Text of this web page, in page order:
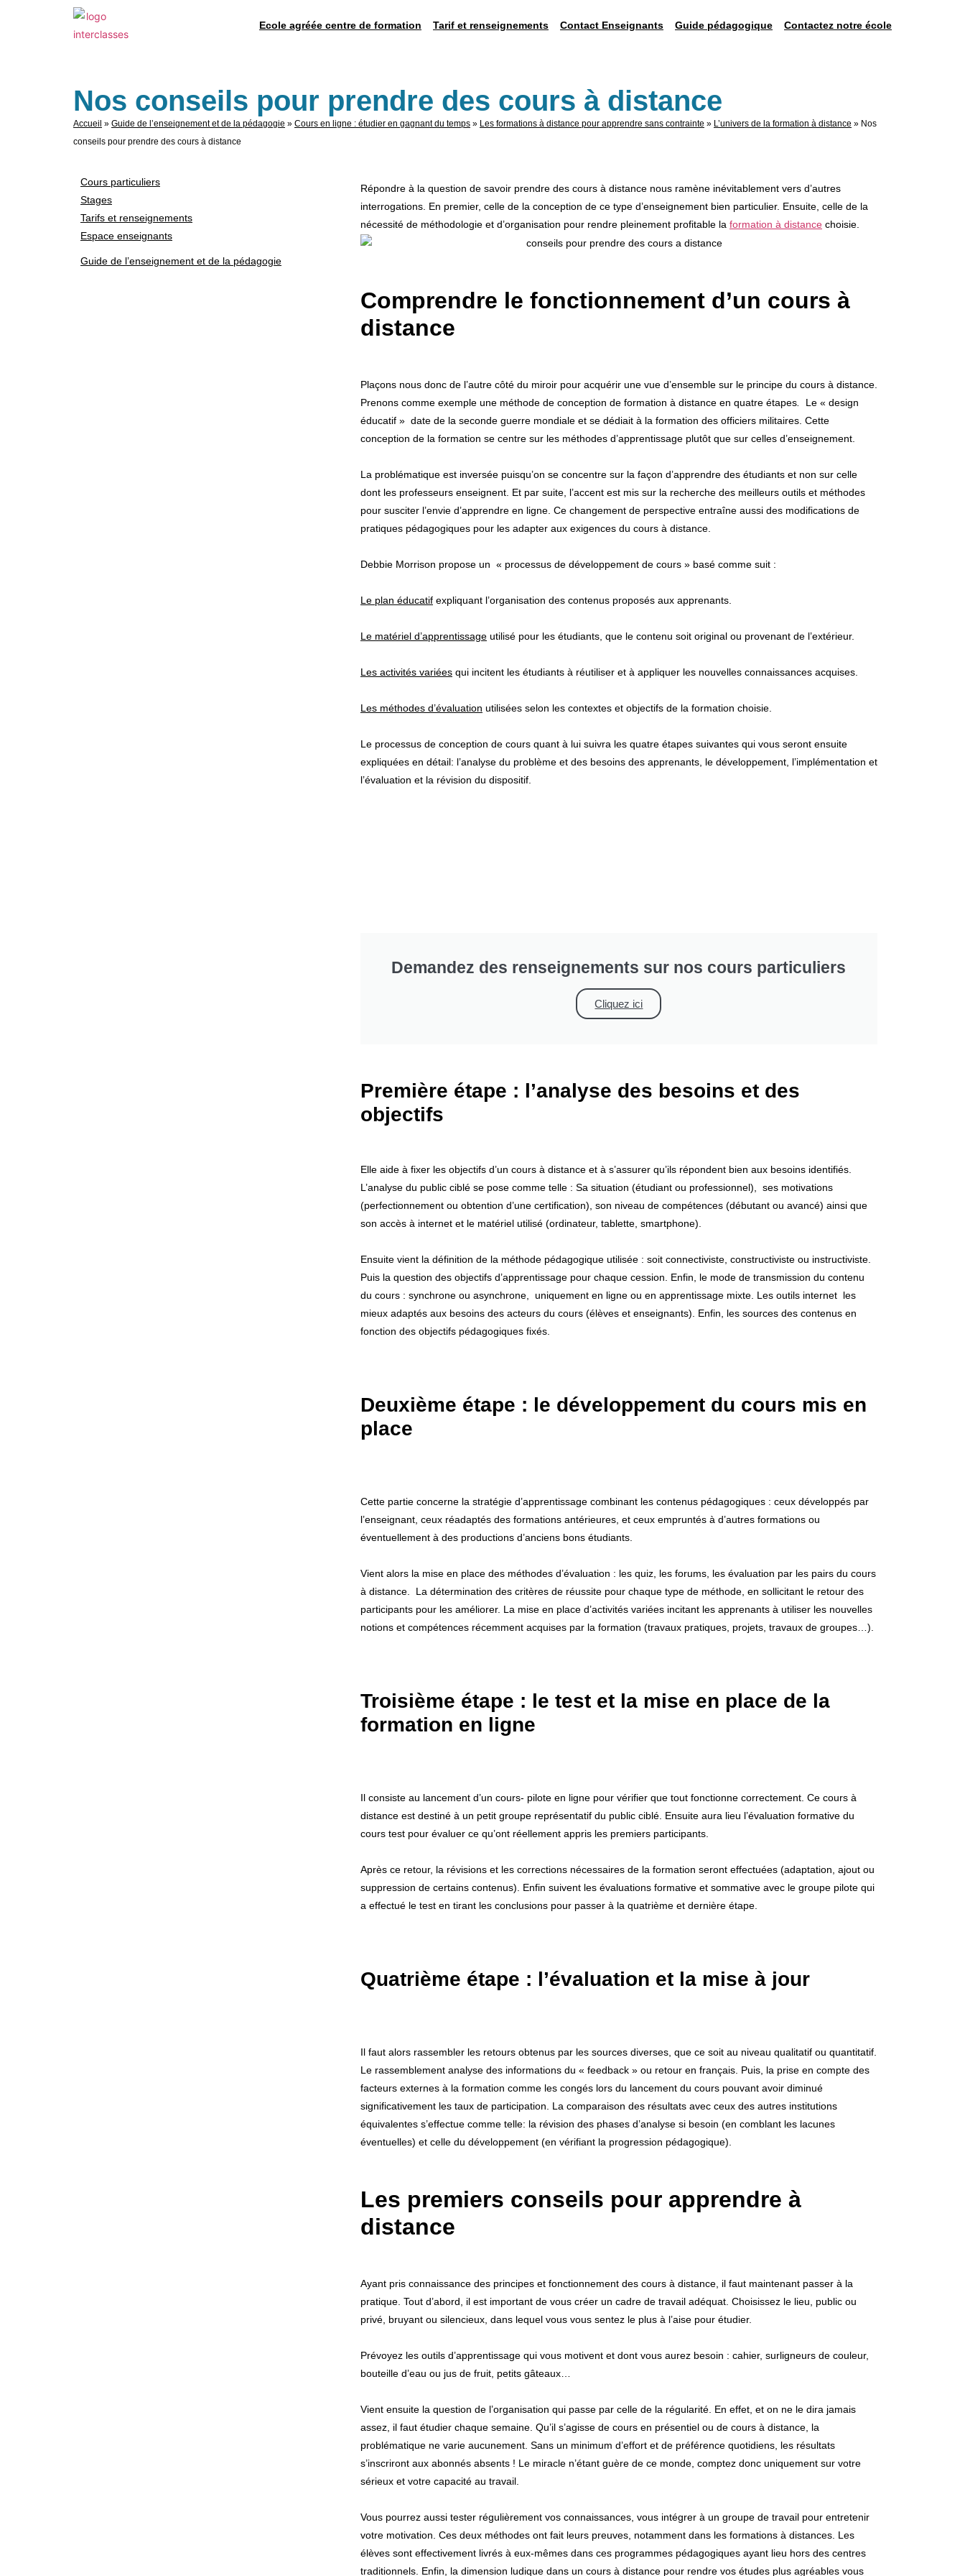
Ecole agréée centre de formation Tarif et renseignements Contact Enseignants Guide pédagogique Contactez notre école
Nos conseils pour prendre des cours à distance
Accueil » Guide de l’enseignement et de la pédagogie » Cours en ligne : étudier en gagnant du temps » Les formations à distance pour apprendre sans contrainte » L’univers de la formation à distance » Nos
conseils pour prendre des cours à distance
Cours particuliers
Stages
Tarifs et renseignements
Espace enseignants
Guide de l’enseignement et de la pédagogie
Répondre à la question de savoir prendre des cours à distance nous ramène inévitablement vers d’autres
interrogations. En premier, celle de la conception de ce type d’enseignement bien particulier. Ensuite, celle de la
nécessité de méthodologie et d’organisation pour rendre pleinement profitable la formation à distancechoisie.
Comprendre le fonctionnement d’un cours à
distance
Plaçons nous donc de l’autre côté du miroir pour acquérir une vue d’ensemble sur le principe du cours à distance.
Prenons comme exemple une méthode de conception de formation à distance en quatre étapes. Le « design
éducatif » date de la seconde guerre mondiale et se dédiait à la formation des officiers militaires. Cette
conception de la formation se centre sur les méthodes d’apprentissage plutôt que sur celles d’enseignement.
La problématique est inversée puisqu’on se concentre sur la façon d’apprendre des étudiants et non sur celle
dont les professeurs enseignent. Et par suite, l’accent est mis sur la recherche des meilleurs outils et méthodes
pour susciter l’envie d’apprendre en ligne. Ce changement de perspective entraîne aussi des modifications de
pratiques pédagogiques pour les adapter aux exigences du cours à distance.
Debbie Morrison propose un « processus de développement de cours » basé comme suit :
Le plan éducatifexpliquant l’organisation des contenus proposés aux apprenants.
Le matériel d’apprentissageutilisé pour les étudiants, que le contenu soit original ou provenant de l’extérieur.
Les activités variéesqui incitent les étudiants à réutiliser et à appliquer les nouvelles connaissances acquises.
Les méthodes d’évaluation utilisées selon les contextes et objectifs de la formation choisie.
Le processus de conception de cours quant à lui suivra les quatre étapes suivantes qui vous seront ensuite
expliquées en détail: l’analyse du problème et des besoins des apprenants, le développement, l’implémentation et
l’évaluation et la révision du dispositif.
Demandez des renseignements sur nos cours particuliers
Cliquez ici
Première étape : l’analyse des besoins et des
objectifs
Elle aide à fixer les objectifs d’un cours à distance et à s’assurer qu’ils répondent bien aux besoins identifiés.
L’analyse du public ciblé se pose comme telle : Sa situation (étudiant ou professionnel), ses motivations
(perfectionnement ou obtention d’une certification), son niveau de compétences (débutant ou avancé) ainsi que
son accès à internet et le matériel utilisé (ordinateur, tablette, smartphone).
Ensuite vient la définition de la méthode pédagogique utilisée : soit connectiviste, constructiviste ou instructiviste.
Puis la question des objectifs d’apprentissage pour chaque cession. Enfin, le mode de transmission du contenu
du cours : synchrone ou asynchrone, uniquement en ligne ou en apprentissage mixte. Les outils internet les
mieux adaptés aux besoins des acteurs du cours (élèves et enseignants). Enfin, les sources des contenus en
fonction des objectifs pédagogiques fixés.
Deuxième étape : le développement du cours mis en
place
Cette partie concerne la stratégie d’apprentissage combinant les contenus pédagogiques : ceux développés par
l’enseignant, ceux réadaptés des formations antérieures, et ceux empruntés à d’autres formations ou
éventuellement à des productions d’anciens bons étudiants.
Vient alors la mise en place des méthodes d’évaluation : les quiz, les forums, les évaluation par les pairs du cours
à distance. La détermination des critères de réussite pour chaque type de méthode, en sollicitant le retour des
participants pour les améliorer. La mise en place d’activités variées incitant les apprenants à utiliser les nouvelles
notions et compétences récemment acquises par la formation (travaux pratiques, projets, travaux de groupes…).
Troisième étape : le test et la mise en place de la
formation en ligne
Il consiste au lancement d’un cours- pilote en ligne pour vérifier que tout fonctionne correctement. Ce cours à
distance est destiné à un petit groupe représentatif du public ciblé. Ensuite aura lieu l’évaluation formative du
cours test pour évaluer ce qu’ont réellement appris les premiers participants.
Après ce retour, la révisions et les corrections nécessaires de la formation seront effectuées (adaptation, ajout ou
suppression de certains contenus). Enfin suivent les évaluations formative et sommative avec le groupe pilote qui
a effectué le test en tirant les conclusions pour passer à la quatrième et dernière étape.
Quatrième étape : l’évaluation et la mise à jour
Il faut alors rassembler les retours obtenus par les sources diverses, que ce soit au niveau qualitatif ou quantitatif.
Le rassemblement analyse des informations du « feedback » ou retour en français. Puis, la prise en compte des
facteurs externes à la formation comme les congés lors du lancement du cours pouvant avoir diminué
significativement les taux de participation. La comparaison des résultats avec ceux des autres institutions
équivalentes s’effectue comme telle: la révision des phases d’analyse si besoin (en comblant les lacunes
éventuelles) et celle du développement (en vérifiant la progression pédagogique).
Les premiers conseils pour apprendre à
distance
Ayant pris connaissance des principes et fonctionnement des cours à distance, il faut maintenant passer à la
pratique. Tout d’abord, il est important de vous créer un cadre de travail adéquat. Choisissez le lieu, public ou
privé, bruyant ou silencieux, dans lequel vous vous sentez le plus à l’aise pour étudier.
Prévoyez les outils d’apprentissage qui vous motivent et dont vous aurez besoin : cahier, surligneurs de couleur,
bouteille d’eau ou jus de fruit, petits gâteaux…
Vient ensuite la question de l’organisation qui passe par celle de la régularité. En effet, et on ne le dira jamais
assez, il faut étudier chaque semaine. Qu’il s’agisse de cours en présentiel ou de cours à distance, la
problématique ne varie aucunement. Sans un minimum d’effort et de préférence quotidiens, les résultats
s’inscriront aux abonnés absents ! Le miracle n’étant guère de ce monde, comptez donc uniquement sur votre
sérieux et votre capacité au travail.
Vous pourrez aussi tester régulièrement vos connaissances, vous intégrer à un groupe de travail pour entretenir
votre motivation. Ces deux méthodes ont fait leurs preuves, notamment dans les formations à distances. Les
élèves sont effectivement livrés à eux-mêmes dans ces programmes pédagogiques ayant lieu hors des centres
traditionnels. Enfin, la dimension ludique dans un cours à distance pour rendre vos études plus agréables vous